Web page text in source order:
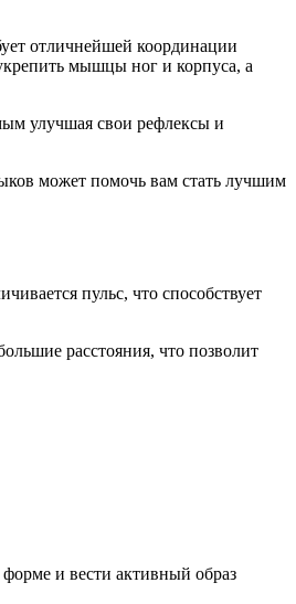
отличнейшей координации
мышцы ног и корпуса, а
улучшая свои рефлексы и
может помочь вам стать лучшим
пульс, что способствует
расстояния, что позволит
и вести активный образ